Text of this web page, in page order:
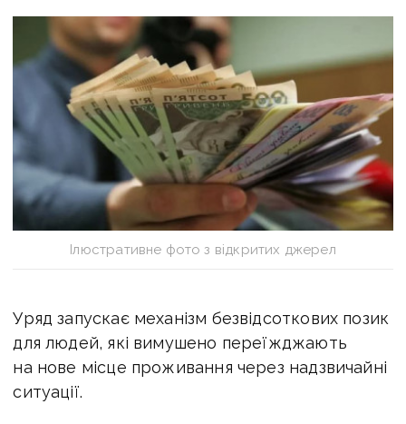
Ілюстративне фото з відкритих джерел
Уряд запускає механізм безвідсоткових позик
для людей, які вимушено переїжджають
на нове місце проживання через надзвичайні
ситуації.